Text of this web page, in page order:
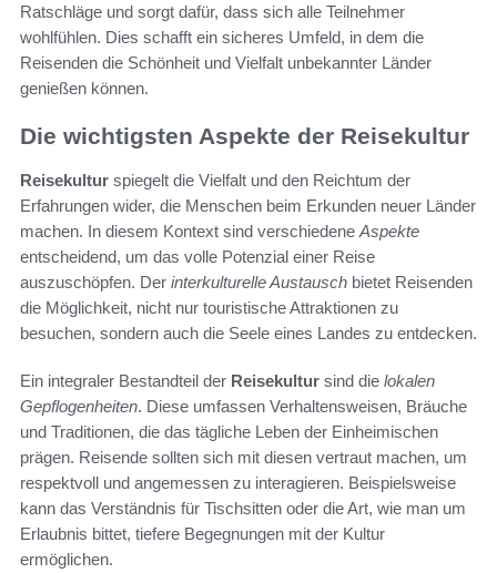
Ratschläge und sorgt dafür, dass sich alle Teilnehmer
wohlfühlen. Dies schafft ein sicheres Umfeld, in dem die
Reisenden die Schönheit und Vielfalt unbekannter Länder
genießen können.
Die wichtigsten Aspekte der Reisekultur
Reisekultur spiegelt die Vielfalt und den Reichtum der
Erfahrungen wider, die Menschen beim Erkunden neuer Länder
machen. In diesem Kontext sind verschiedeneAspekte
entscheidend, um das volle Potenzial einer Reise
auszuschöpfen. Der interkulturelle Austausch bietet Reisenden
die Möglichkeit, nicht nur touristische Attraktionen zu
besuchen, sondern auch die Seele eines Landes zu entdecken.
Ein integraler Bestandteil der Reisekultur sind die lokalen
Gepflogenheiten. Diese umfassen Verhaltensweisen, Bräuche
und Traditionen, die das tägliche Leben der Einheimischen
prägen. Reisende sollten sich mit diesen vertraut machen, um
respektvoll und angemessen zu interagieren. Beispielsweise
kann das Verständnis für Tischsitten oder die Art, wie man um
Erlaubnis bittet, tiefere Begegnungen mit der Kultur
ermöglichen.